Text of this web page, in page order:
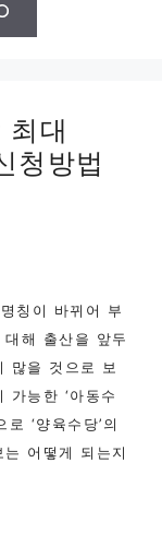
대
청방법
칭이 바뀌어 부
해 출산을 앞두
많을 것으로 보
가능한 ‘아동수
‘양육수당’의
어떻게 되는지